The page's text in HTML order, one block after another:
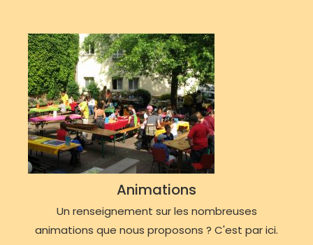
Animations
Un renseignement sur les nombreuses
animations que nous proposons ? C'est par ici.